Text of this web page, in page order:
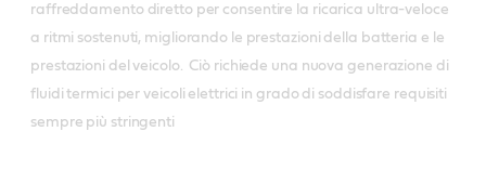
raffreddamento diretto per consentire la ricarica ultra-veloce
a ritmi sostenuti, migliorando le prestazioni della batteria e le
prestazioni del veicolo. Ciò richiede una nuova generazione di
fluidi termici per veicoli elettrici in grado di soddisfare requisiti
sempre più stringenti